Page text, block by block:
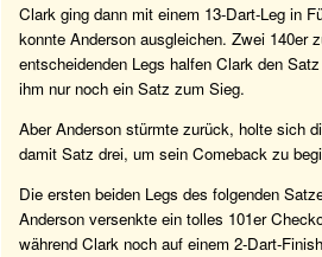
Clark ging dann mit einem 13-Dart-Leg in
konnte Anderson ausgleichen. Zwei 140er
entscheidenden Legs halfen Clark den
ihm nur noch ein Satz zum Sieg.
Aber Anderson stürmte zurück, holte sich
damit Satz drei, um sein Comeback zu
Die ersten beiden Legs des folgenden
Anderson versenkte ein tolles 101er
während Clark noch auf einem 2-Dart-